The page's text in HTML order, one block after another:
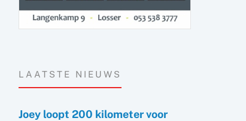
LAATSTE NIEUWS
Joey loopt 200 kilometer voor